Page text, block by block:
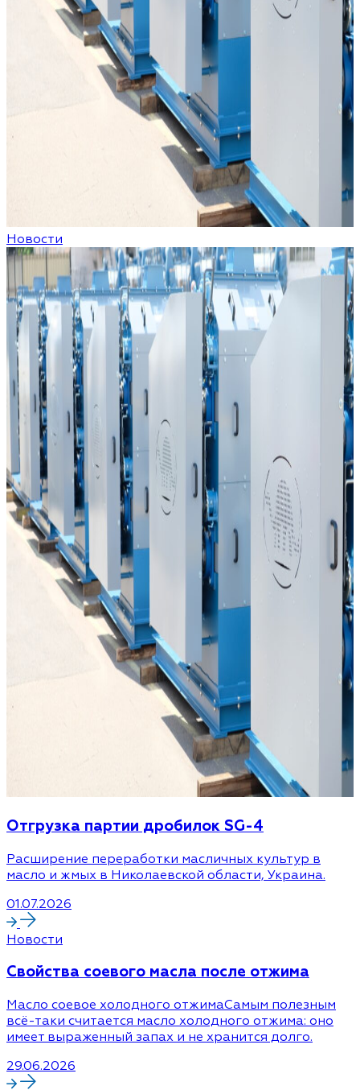
Новости
Отгрузка партии дробилок SG-4
Расширение переработки масличных культур в
масло и жмых в Николаевской области, Украина.
01.07.2026
Новости
Cвойства соевого масла после отжима
Масло соевое холодного отжимаСамым полезным
всё-таки считается масло холодного отжима: оно
имеет выраженный запах и не хранится долго.
29.06.2026